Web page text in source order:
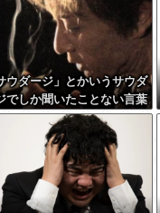
ウダージ」とかいうサウダ
でしか聞いたことない言葉
ｗｗｗｗｗｗ